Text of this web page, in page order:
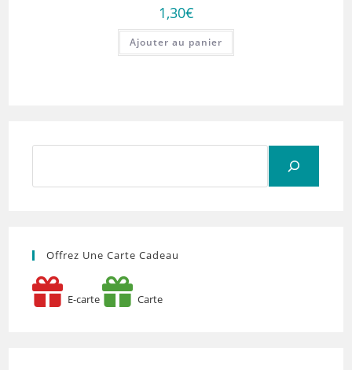
1,30€
Ajouter au panier
Offrez Une Carte Cadeau
E-carte Carte